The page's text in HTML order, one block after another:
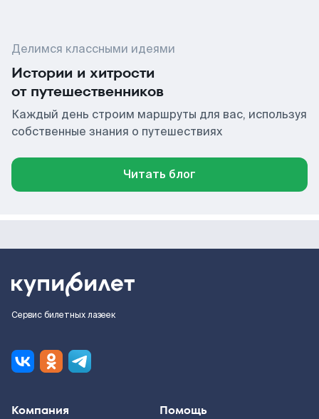
Делимся классными идеями
Истории и хитрости
от путешественников
Каждый день строим маршруты для вас, используя
собственные знания о путешествиях
Читать блог
Сервис билетных лазеек
Компания Помощь